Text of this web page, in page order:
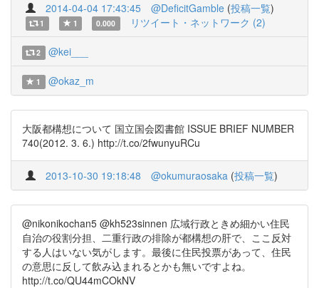
2014-04-04 17:43:45 @DeficitGamble (投稿一覧)
1 1 0.000 リツイート・ネットワーク (2)
2 @kei___
1 @okaz_m
大阪都構想について 国立国会図書館 ISSUE BRIEF NUMBER
740(2012. 3. 6.) http://t.co/2fwunyuRCu
2013-10-30 19:18:48 @okumuraosaka (投稿一覧)
@nikonikochan5 @kh523sinnen 広域行政ときめ細かい住民
自治の役割分担、二重行政の排除が都構想の肝で、ここ反対
する人はいない気がします。最後に住民投票があって、住民
の意思に反して飲み込まれるとかも無いですよね。
http://t.co/QU44mCOkNV